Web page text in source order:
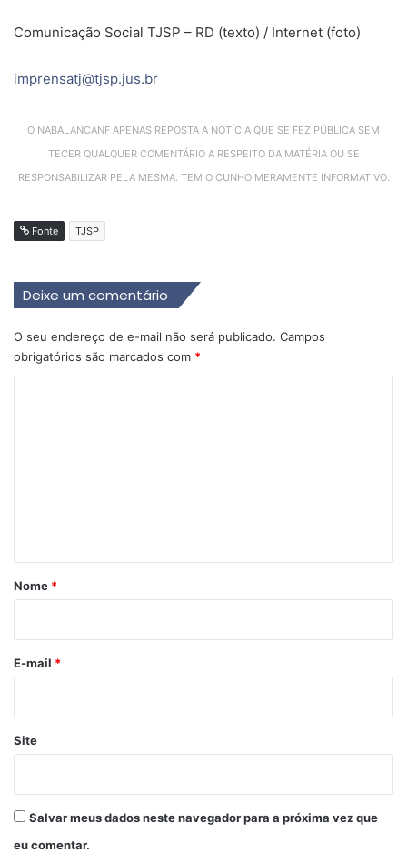
Comunicação Social TJSP – RD (texto) / Internet (foto)
imprensatj@tjsp.jus.br
O NABALANCANF APENAS REPOSTA A NOTÍCIA QUE SE FEZ PÚBLICA SEM
TECER QUALQUER COMENTÁRIO A RESPEITO DA MATÉRIA OU SE
RESPONSABILIZAR PELA MESMA. TEM O CUNHO MERAMENTE INFORMATIVO.
Fonte TJSP
Deixe um comentário
O seu endereço de e-mail não será publicado. Campos
obrigatórios são marcados com *
r
*
Nome *
E-mail *
Site
Salvar meus dados neste navegador para a próxima vez que
eu comentar.